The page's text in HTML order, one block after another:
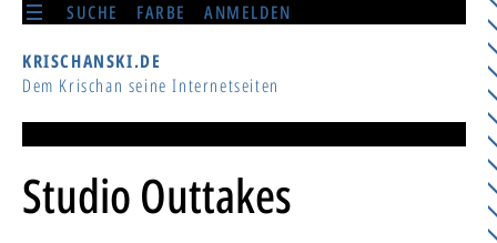
SUCHE FARBE ANMELDEN
KRISCHANSKI.DE
Dem Krischan seine Internetseiten
Studio Outtakes